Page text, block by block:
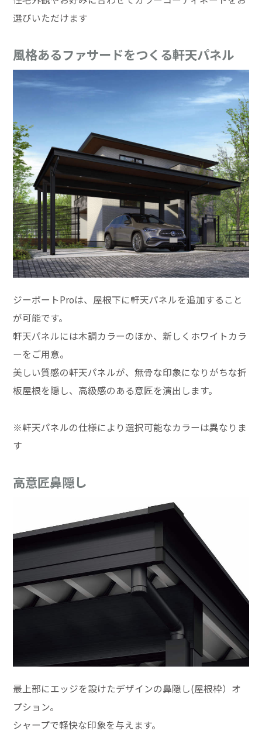
選びいただけます
風格あるファサードをつくる軒天パネル
ジーポートProは、屋根下に軒天パネルを追加すること
が可能です。
軒天パネルには木調カラーのほか、新しくホワイトカラ
ーをご用意。
美しい質感の軒天パネルが、無骨な印象になりがちな折
板屋根を隠し、高級感のある意匠を演出します。
※軒天パネルの仕様により選択可能なカラーは異なりま
す
高意匠鼻隠し
最上部にエッジを設けたデザインの鼻隠し(屋根枠）オ
プション。
シャープで軽快な印象を与えます。